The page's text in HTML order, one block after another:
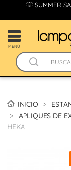
💡 SUMMER
MENÚ
INICIO
APLIQUES DE
HEKA